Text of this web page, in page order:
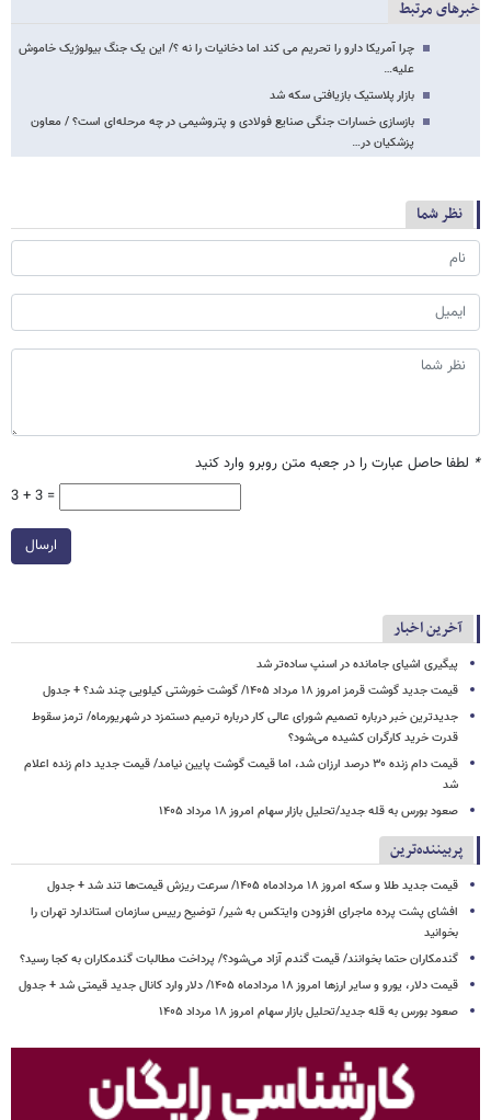
خبرهای مرتبط
چرا آمریکا دارو را تحریم می کند اما دخانیات را نه ؟/ این یک جنگ بیولوژیک خاموش
علیه…
بازار پلاستیک‌ بازیافتی سکه شد
بازسازی خسارات جنگی صنایع فولادی و پتروشیمی در چه مرحله‌ای است؟ / معاون
پزشکیان در…
نظر شما
* لطفا حاصل عبارت را در جعبه متن روبرو وارد کنید
3 + 3 =
ارسال
آخرین اخبار
پیگیری اشیای جامانده در اسنپ ساده‌تر شد
قیمت جدید گوشت قرمز امروز ۱۸ مرداد ۱۴۰۵/ گوشت خورشتی کیلویی چند شد؟ + جدول
جدیدترین خبر درباره تصمیم شورای عالی کار درباره ترمیم دستمزد در شهریورماه/ ترمز سقوط
قدرت خرید کارگران کشیده می‌شود؟
قیمت دام زنده ۳۰ درصد ارزان شد، اما قیمت گوشت پایین نیامد/ قیمت جدید دام زنده اعلام
شد
صعود بورس به قله جدید/تحلیل بازار سهام امروز ۱۸ مرداد ۱۴۰۵
پربیننده‌ترین
قیمت جدید طلا و سکه امروز ۱۸ مردادماه ۱۴۰۵/ سرعت ریزش قیمت‌ها تند شد + جدول
افشای پشت پرده ماجرای افزودن وایتکس به شیر/ توضیح رییس سازمان استاندارد تهران را
بخوانید
گندمکاران حتما بخوانند/ قیمت گندم آزاد می‌شود؟/ پرداخت مطالبات گندمکاران به کجا رسید؟
قیمت دلار، یورو و سایر ارزها امروز ۱۸ مردادماه ۱۴۰۵/ دلار وارد کانال جدید قیمتی شد + جدول
صعود بورس به قله جدید/تحلیل بازار سهام امروز ۱۸ مرداد ۱۴۰۵